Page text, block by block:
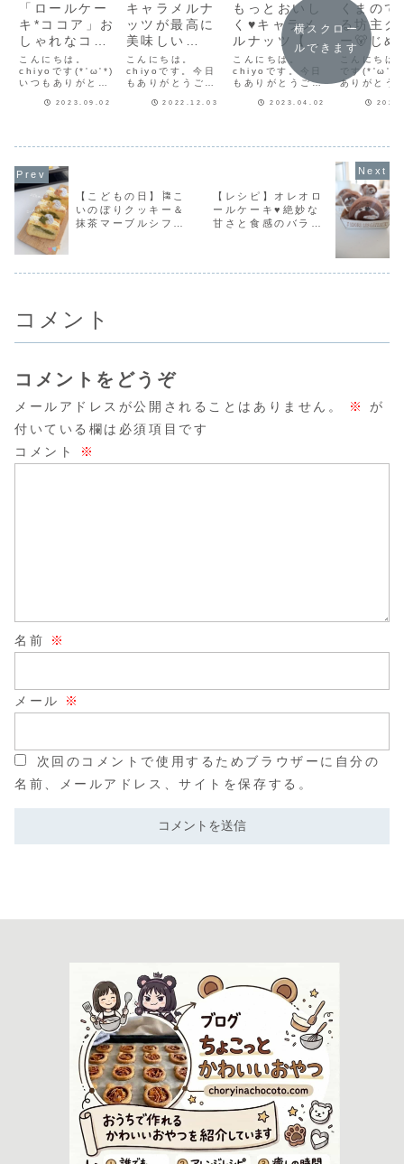
「ロールケー
キ*ココア」お
しゃれなココ
ア色♥たっぷ
り生クリーム
のふわふわロ
ールケーキレ
こんにちは。
chiyoです(*'ω'*)
いつもありがとう
生クリームたっぷ
ル天板（３０㎝×
２４㎝） ※写真
は楽天市場のリン
クを使っていま
す。ロールケーキ*
ココ...
2023.09.02
キャラメルナ
ッツが最高に
美味しい
♡【くまのキ
ャラメルナッ
ツクッキー】
こんにちは。
chiyoです。今日
もありがとうござ
りにくま型のクッ
ッキー生地は基本
の型抜きクッキー
です。【レシピ】
【基本の型...
2022.12.03
もっとおいし
く♥キャラメ
ルナッツ【く
まのくるみキ
ャラメルクッ
キー】
こんにちは。
chiyoです。今日
もありがとうござ
キーと花型クッキ
なめの配合♥ただ
いまもっとおいし
くキャラメ...
2023.04.02
くまのて
る坊主ク
ー🐻じめ
した梅雨
に楽しく
ジナルク
ー作り♡
こんにち
です(*'ω'*)
ありがとう
ぎのてるて
ッキーはこ
回はくまバ
ン🐻くまが
る坊主のか
のをしたク
で...
横スクロー
ルできます
【こどもの日】🎏こ
いのぼりクッキー＆
抹茶マーブルシフォ
【レシピ】オレオロ
ールケーキ♥絶妙な
甘さと食感のバラン
コメント
コメントをどうぞ
メールアドレスが公開されることはありません。 ※
が
付いている欄は必須項目です
コメント
※
名前 ※
メール ※
次回のコメントで使用するためブラウザーに自分の
名前、メールアドレス、サイトを保存する。